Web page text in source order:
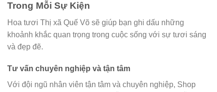
Trong Mỗi Sự Kiện
Hoa tươi Thị xã Quế Võ sẽ giúp bạn ghi dấu những
khoảnh khắc quan trọng trong cuộc sống với sự tươi sáng
và đẹp đẽ.
Tư vấn chuyên nghiệp và tận tâm
Với đội ngũ nhân viên tận tâm và chuyên nghiệp, Shop